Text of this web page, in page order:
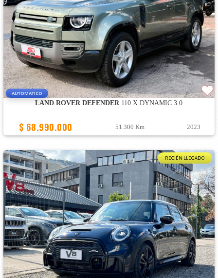
AUTOMATICO
LAND ROVER DEFENDER 110 X DYNAMIC 3.0
$ 68.990.000 51.300 Km 2023
RECIÉN LLEGADO